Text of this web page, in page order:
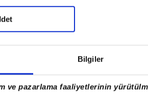
Bilgiler
ve pazarlama faaliyetlerinin